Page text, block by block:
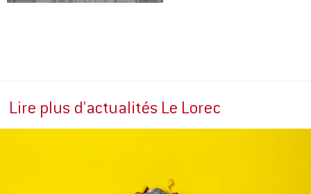
Lire plus d'actualités Le Lorec